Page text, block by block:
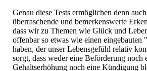
Genau diese Tests ermöglichen denn
überraschende und bemerkenswerte
dass wir zu Themen wie Glück und
offenbar so etwas wie einen eingebauten
haben, der unser Lebensgefühl relativ
sorgt, dass weder eine Beförderung noch
Gehaltserhöhung noch eine Kündigung